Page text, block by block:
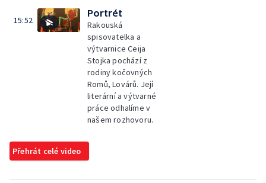
15:52
Portrét
Rakouská
spisovatelka a
výtvarnice Ceija
Stojka pochází z
rodiny kočovných
Romů, Lovárů. Její
literární a výtvarné
práce odhalíme v
našem rozhovoru.
Přehrát celé video